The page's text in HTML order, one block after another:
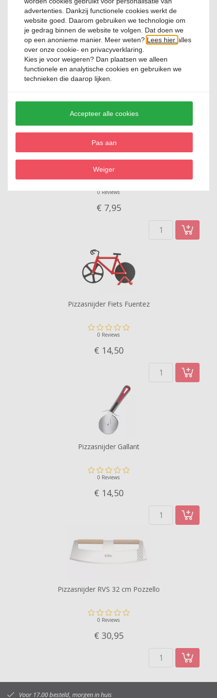
Review toevoegen
Relevante producten
Pizzasnijder 22,5 cm Ziipa
0 Reviews
€ 7,95
Pizzasnijder Fiets Fuentez
0 Reviews
€ 14,50
Pizzasnijder Gallant
0 Reviews
€ 14,50
Pizzasnijder RVS 32 cm Pozzello
0 Reviews
€ 30,95
Voor 17.00 besteld, morgen in huis
advertenties. Dankzij functionele cookies werkt de
website goed. Daarom gebruiken we technologie om
je gedrag binnen de website te volgen. Dat doen we
op een anonieme manier. Meer weten?Lees hieralles
over onze cookie- en privacyverklaring.
Kies je voorweigeren? Dan plaatsen we alleen
functionele en analytische cookies en gebruiken we
technieken die daarop lijken.
Accepteer alle cookies
Pas aan
Weiger